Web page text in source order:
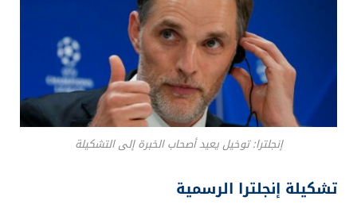
إنجلترا: توخيل يعيد أصحاب الخبرة إلى التشكيلة
تشكيلة إنجلترا الرسمية